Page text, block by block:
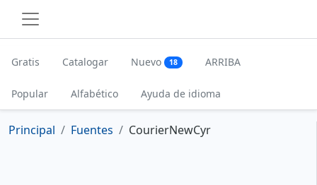
Gratis Catalogar Nuevo 18 ARRIBA
Popular Alfabético Ayuda de idioma
Principal Fuentes CourierNewCyr